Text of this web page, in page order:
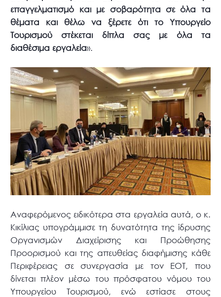
επαγγελματισμό και με σοβαρότητα σε όλα τα
θέματα και θέλω να ξέρετε ότι το Υπουργείο
Τουρισμού στέκεται δίπλα σας με όλα τα
διαθέσιμα εργαλεία».
Αναφερόμενος ειδικότερα στα εργαλεία αυτά, ο κ.
Κικίλιας υπογράμμισε τη δυνατότητα της ίδρυσης
Οργανισμών Διαχείρισης και Προώθησης
Προορισμού και της απευθείας διαφήμισης κάθε
Περιφέρειας σε συνεργασία με τον ΕΟΤ, που
δίνεται πλέον μέσω του πρόσφατου νόμου του
Υπουργείου Τουρισμού, ενώ εστίασε στους